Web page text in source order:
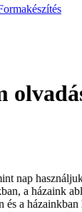
nap
a házaink
a házainkban